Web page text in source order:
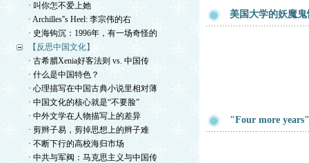
· 叫你怎不爱上她
· Archilles''s Heel: 李宗伟的右
· 史海钩沉：1996年，有一场奇怪的
【反思中国文化】
· 古希腊Xenia好客法则 vs. 中国传
· 什么是中国特色？
· 心理描写在中国古典小说里相对薄
· 中国文化的核心就是“不要脸”
· 中外文学在人物描写上的差异
· 剪辫子易，剪掉思想上的辫子难
· 不断下行的高校海归市场
· 中共与军阀：马克思主义与中国传
美国大学的妖魔
"Four more